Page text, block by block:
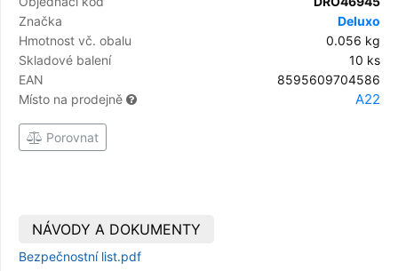
Značka
Deluxo
Hmotnost vč. obalu
0.056 kg
Skladové balení
10 ks
EAN
8595609704586
Místo na prodejně
A22
Porovnat
NÁVODY A DOKUMENTY
Bezpečnostní list.pdf